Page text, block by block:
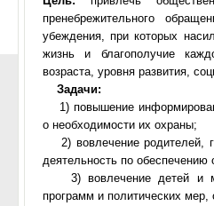
пренебрежительного
убеждения, при которых
жизнь и благополучие
возраста, уровня развития,
Задачи:
1) повышение
о необходимости их охраны;
2) вовлечение родителей,
деятельность по
3) вовлечение детей и
программ и политических мер,